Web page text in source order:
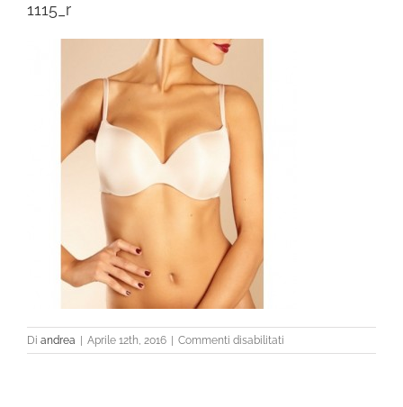
1115_r
Di andrea Aprile 12th, 2016 Commenti disabilitati
1115_r